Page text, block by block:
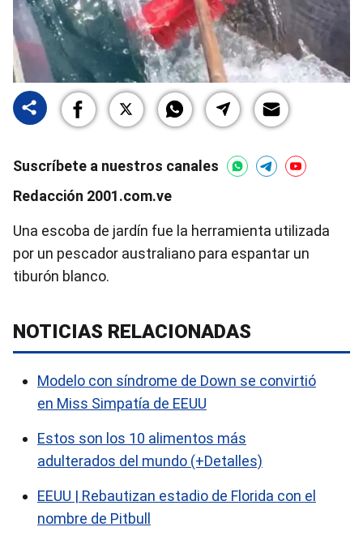
Suscríbete a nuestros canales
Redacción 2001.com.ve
Una escoba de jardín fue la herramienta utilizada
por un pescador australiano para espantar un
tiburón blanco.
NOTICIAS RELACIONADAS
Modelo con síndrome de Down se convirtió
en Miss Simpatía de EEUU
Estos son los 10 alimentos más
adulterados del mundo (+Detalles)
EEUU | Rebautizan estadio de Florida con el
nombre de Pitbull